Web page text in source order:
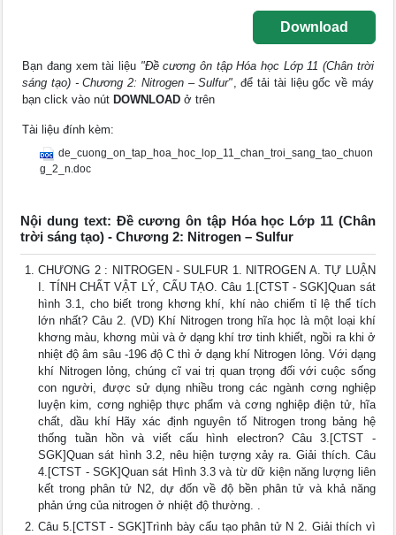
Download
Bạn đang xem tài liệu "Đề cương ôn tập Hóa học Lớp 11 (Chân trời
sáng tạo) - Chương 2: Nitrogen – Sulfur", để tải tài liệu gốc về máy
bạn click vào nút DOWNLOAD ở trên
Tài liệu đính kèm:
de_cuong_on_tap_hoa_hoc_lop_11_chan_troi_sang_tao_chuon
g_2_n.doc
Nội dung text: Đề cương ôn tập Hóa học Lớp 11 (Chân
trời sáng tạo) - Chương 2: Nitrogen – Sulfur
CHƯƠNG 2 : NITROGEN - SULFUR 1. NITROGEN A. TỰ LUẬN
I. TÍNH CHẤT VẬT LÝ, CẤU TẠO. Câu 1.[CTST - SGK]Quan sát
hình 3.1, cho biết trong khơng khí, khí nào chiếm tỉ lệ thể tích
lớn nhất? Câu 2. (VD) Khí Nitrogen trong hĩa học là một loại khí
khơng màu, khơng mùi và ở dạng khí trơ tinh khiết, ngồi ra khi ở
nhiệt độ âm sâu -196 độ C thì ở dạng khí Nitrogen lỏng. Với dạng
khí Nitrogen lỏng, chúng cĩ vai trị quan trọng đối với cuộc sống
con người, được sử dụng nhiều trong các ngành cơng nghiệp
luyện kim, cơng nghiệp thực phẩm và cơng nghiệp điện tử, hĩa
chất, dầu khí Hãy xác định nguyên tố Nitrogen trong bảng hệ
thống tuần hồn và viết cấu hình electron? Câu 3.[CTST -
SGK]Quan sát hình 3.2, nêu hiện tượng xảy ra. Giải thích. Câu
4.[CTST - SGK]Quan sát Hình 3.3 và từ dữ kiện năng lượng liên
kết trong phân tử N2, dự đốn về độ bền phân tử và khả năng
phản ứng của nitrogen ở nhiệt độ thường. .
Câu 5.[CTST - SGK]Trình bày cấu tạo phân tử N 2. Giải thích vì